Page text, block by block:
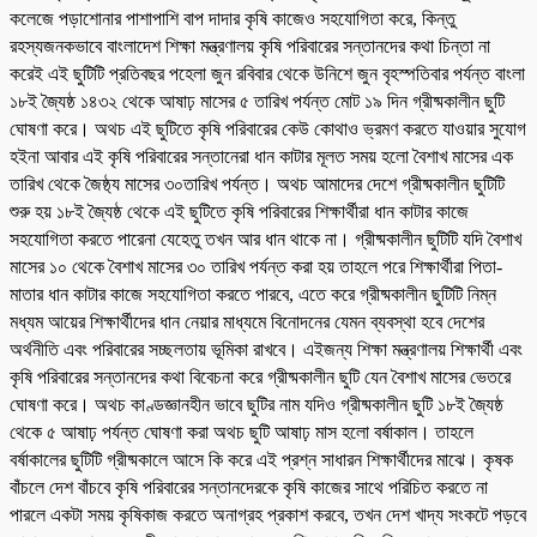
কলেজে পড়াশোনার পাশাপাশি বাপ দাদার কৃষি কাজেও সহযোগিতা করে, কিন্তু
রহস্যজনকভাবে বাংলাদেশ শিক্ষা মন্ত্রণালয় কৃষি পরিবারের সন্তানদের কথা চিন্তা না
করেই এই ছুটিটি প্রতিবছর পহেলা জুন রবিবার থেকে উনিশে জুন বৃহস্পতিবার পর্যন্ত বাংলা
১৮ই জ্যৈষ্ঠ ১৪৩২ থেকে আষাঢ় মাসের ৫ তারিখ পর্যন্ত মোট ১৯ দিন গ্রীষ্মকালীন ছুটি
ঘোষণা করে। অথচ এই ছুটিতে কৃষি পরিবারের কেউ কোথাও ভ্রমণ করতে যাওয়ার সুযোগ
হইনা আবার এই কৃষি পরিবারের সন্তানেরা ধান কাটার মূলত সময় হলো বৈশাখ মাসের এক
তারিখ থেকে জৈষ্ঠ্য মাসের ৩০তারিখ পর্যন্ত। অথচ আমাদের দেশে গ্রীষ্মকালীন ছুটিটি
শুরু হয় ১৮ই জ্যৈষ্ঠ থেকে এই ছুটিতে কৃষি পরিবারের শিক্ষার্থীরা ধান কাটার কাজে
সহযোগিতা করতে পারেনা যেহেতু তখন আর ধান থাকে না। গ্রীষ্মকালীন ছুটিটি যদি বৈশাখ
মাসের ১০ থেকে বৈশাখ মাসের ৩০ তারিখ পর্যন্ত করা হয় তাহলে পরে শিক্ষার্থীরা পিতা-
মাতার ধান কাটার কাজে সহযোগিতা করতে পারবে, এতে করে গ্রীষ্মকালীন ছুটিটি নিম্ন
মধ্যম আয়ের শিক্ষার্থীদের ধান নেয়ার মাধ্যমে বিনোদনের যেমন ব্যবস্থা হবে দেশের
অর্থনীতি এবং পরিবারের সচ্ছলতায় ভূমিকা রাখবে। এইজন্য শিক্ষা মন্ত্রণালয় শিক্ষার্থী এবং
কৃষি পরিবারের সন্তানদের কথা বিবেচনা করে গ্রীষ্মকালীন ছুটি যেন বৈশাখ মাসের ভেতরে
ঘোষণা করে। অথচ কাণ্ডজ্ঞানহীন ভাবে ছুটির নাম যদিও গ্রীষ্মকালীন ছুটি ১৮ই জ্যৈষ্ঠ
থেকে ৫ আষাঢ় পর্যন্ত ঘোষণা করা অথচ ছুটি আষাঢ় মাস হলো বর্ষাকাল। তাহলে
বর্ষাকালের ছুটিটি গ্রীষ্মকালে আসে কি করে এই প্রশ্ন সাধারন শিক্ষার্থীদের মাঝে। কৃষক
বাঁচলে দেশ বাঁচবে কৃষি পরিবারের সন্তানদেরকে কৃষি কাজের সাথে পরিচিত করতে না
পারলে একটা সময় কৃষিকাজ করতে অনাগ্রহ প্রকাশ করবে, তখন দেশ খাদ্য সংকটে পড়বে